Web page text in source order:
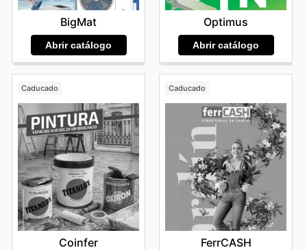
BigMat
Abrir catálogo
Optimus
Abrir catálogo
Caducado
Coinfer
Caducado
FerrCASH